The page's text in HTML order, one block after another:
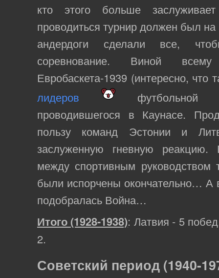
кто этого больше
проводиться турнир должен был
андердоги сделали все,
соревнование. Виной
Евробаскета-1939 (интересно, что
лидеров
футбольной
проводившегося в Каунасе.
пользу команд Эстонии и
заслуженную гневную реакцию.
между спортивным руководством
были испорчены окончательно… А
подобралась Война…
Итого (1928-1938): Латвия - 5
2.
Советский период (1940-